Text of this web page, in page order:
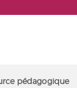
pédagogique